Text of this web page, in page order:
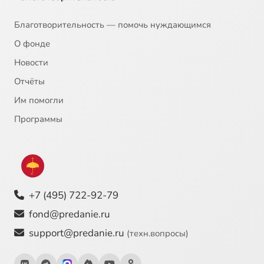
21
22
27 Ахматова - Лотова жена
Благотворительность — помочь нуждающимся
О фонде
Новости
Отчёты
Им помогли
Программы
+7 (495) 722-92-79
fond@predanie.ru
support@predanie.ru (техн.вопросы)